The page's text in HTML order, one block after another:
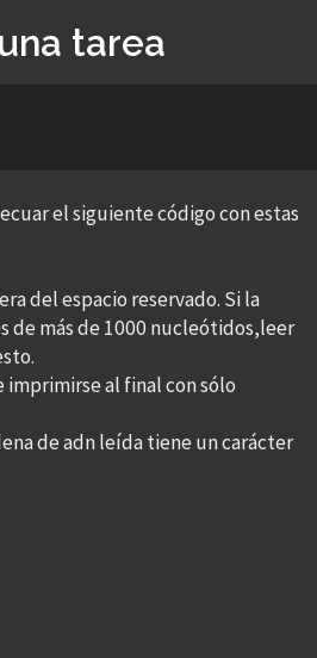
tarea
el siguiente código con estas
del espacio reservado. Si la
de más de 1000 nucleótidos,leer
imprimirse al final con sólo
de adn leída tiene un carácter